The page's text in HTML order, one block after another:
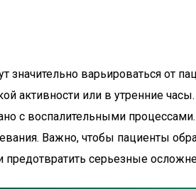
значительно варьироваться от
активности или в утренние
с воспалительными
Важно, чтобы пациенты
предотвратить серьезные